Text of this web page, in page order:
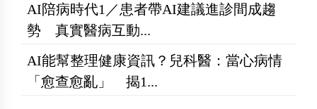
AI陪病時代1／患者帶AI建議進診間成趨
勢 真實醫病互動...
AI能幫整理健康資訊？兒科醫：當心病情
「愈查愈亂」 揭1...